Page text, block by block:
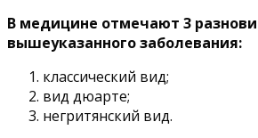
В медицине отмечают 3
вышеуказанного заболевания:
классический вид;
вид дюарте;
негритянский вид.